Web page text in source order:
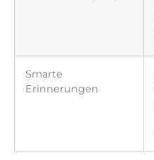
Smarte
Erinnerungen